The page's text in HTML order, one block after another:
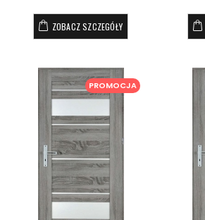
ZOBACZ SZCZEGÓŁY
PROMOCJA